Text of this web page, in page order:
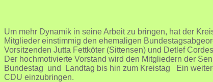
Um mehr Dynamik in seine Arbeit zu bringen, hat der
Mitglieder einstimmig den ehemaligen
Vorsitzenden Jutta Fettköter (Sittensen) und Detlef
Der hochmotivierte Vorstand wird den Mitgliedern der
Bundestag und Landtag bis hin zum Kreistag Ein
CDU einzubringen.